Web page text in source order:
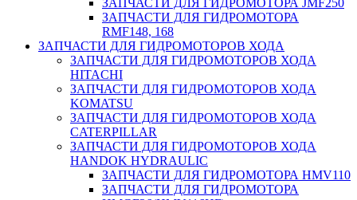
ЗАПЧАСТИ ДЛЯ ГИДРОМОТОРА
RMF148, 168
ЗАПЧАСТИ ДЛЯ ГИДРОМОТОРОВ ХОДА
ЗАПЧАСТИ ДЛЯ ГИДРОМОТОРОВ ХОДА
HITACHI
ЗАПЧАСТИ ДЛЯ ГИДРОМОТОРОВ ХОДА
KOMATSU
ЗАПЧАСТИ ДЛЯ ГИДРОМОТОРОВ ХОДА
CATERPILLAR
ЗАПЧАСТИ ДЛЯ ГИДРОМОТОРОВ ХОДА
HANDOK HYDRAULIC
ЗАПЧАСТИ ДЛЯ ГИДРОМОТОРА HMV110
ЗАПЧАСТИ ДЛЯ ГИДРОМОТОРА